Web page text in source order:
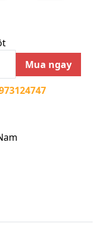
Mua ngay